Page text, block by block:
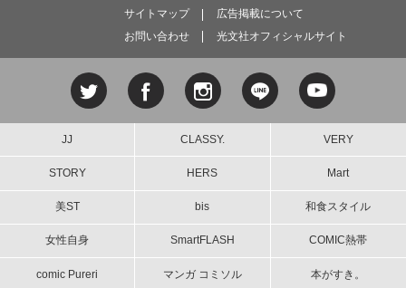
サイトマップ
広告掲載について
お問い合わせ
光文社オフィシャルサイト
JJ CLASSY. VERY
STORY HERS Mart
美ST bis 和食スタイル
女性自身 SmartFLASH COMIC熱帯
comic Pureri マンガ コミソル 本がすき。